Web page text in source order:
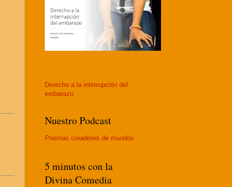
Derecho a la interrupción del
embarazo
Nuestro Podcast
Poemas creadores de mundos
5 minutos con la
Divina Comedia